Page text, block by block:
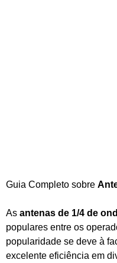
Guia Completo sobre
As antenas de 1/4 de
populares entre os
popularidade se deve à
excelente eficiência em